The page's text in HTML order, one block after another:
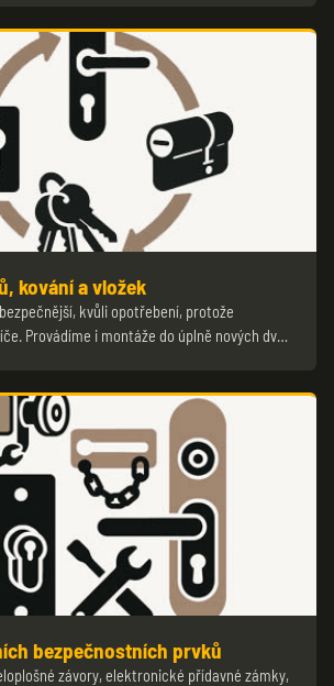
kování a vložek
kvůli opotřebení, protože
Provádíme i montáže do úplně nových dv…
bezpečnostních prvků
závory, elektronické přídavné zámky,